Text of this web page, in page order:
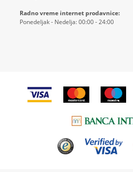
Radno vreme internet prodavnice:
Ponedeljak - Nedelja: 00:00 - 24:00